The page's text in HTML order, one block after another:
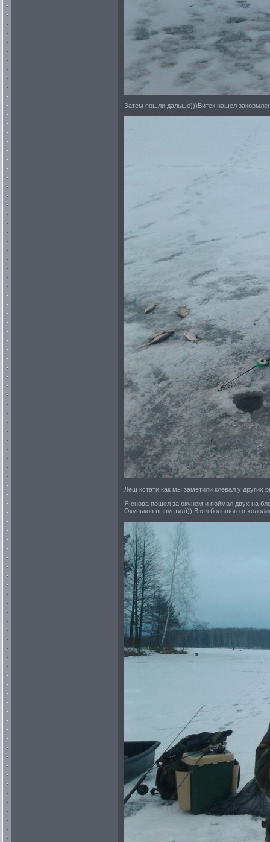
Затем пошли дальше)))Витек нашел
Лещ кстати как мы заметили клевал у других
Я снова пошел за окунем и поймал двух на
Окуньков выпустил))) Взял большого в